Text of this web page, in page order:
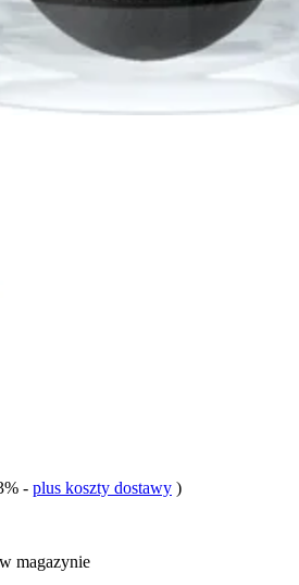
- plus koszty dostawy )
magazynie